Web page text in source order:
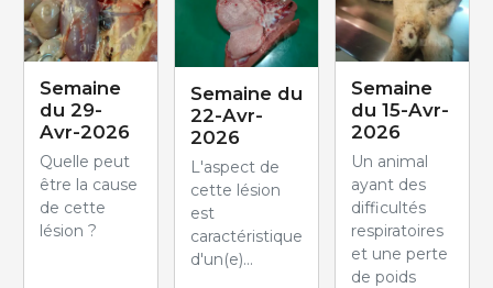
Semaine
du 29-
Avr-2026
Quelle peut
être la cause
de cette
lésion ?
Semaine du
22-Avr-
2026
L'aspect de
cette lésion
est
caractéristique
d'un(e)...
Semaine
du 15-Avr-
2026
Un animal
ayant des
difficultés
respiratoires
et une perte
de poids